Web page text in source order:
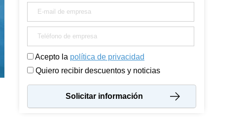
Acepto la política de privacidad
Quiero recibir descuentos y noticias